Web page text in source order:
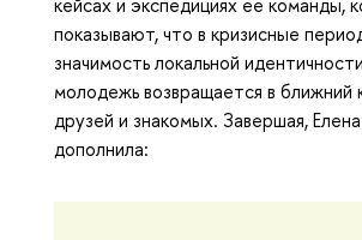
показывают, что в кризисные
значимость локальной
молодежь возвращается в ближний
друзей и знакомых. Завершая,
дополнила: